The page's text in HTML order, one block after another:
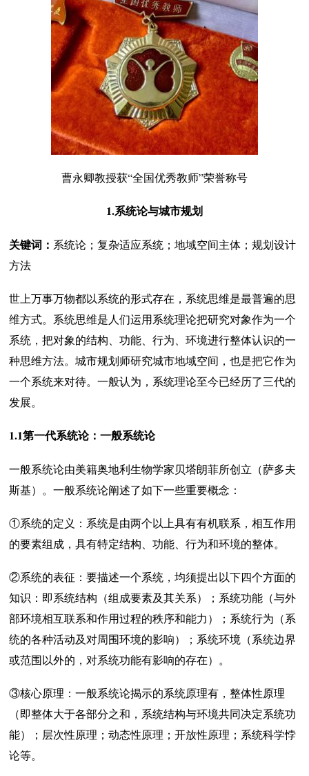
曹永卿教授获“全国优秀教师”荣誉称号
1.系统论与城市规划
关键词 ： 系统论；复杂适应系统；地域空间主体；规划设计
方法
世上万事万物都以系统的形式存在，系统思维是最普遍的思
维方式。系统思维是人们运用系统理论把研究对象作为一个
系统，把对象的结构、功能、行为、环境进行整体认识的一
种思维方法。城市规划师研究城市地域空间，也是把它作为
一个系统来对待。一般认为，系统理论至今已经历了三代的
发展。
1.1第一代系统论：一般系统论
一般系统论由美籍奥地利生物学家贝塔朗菲所创立（萨多夫
斯基）。一般系统论阐述了如下一些重要概念：
①系统的定义 ：系统是由两个以上具有有机联系，相互作用
的要素组成，具有特定结构、功能、行为和环境的整体。
②系统的表征：要描述一个系统，均须提出以下四个方面的
知识：即系统结构（组成要素及其关系）；系统功能（与外
部环境相互联系和作用过程的秩序和能力）；系统行为（系
统的各种活动及对周围环境的影响）；系统环境（系统边界
或范围以外的，对系统功能有影响的存在）。
③核心原理：一般系统论揭示的系统原理有，整体性原理
（即整体大于各部分之和，系统结构与环境共同决定系统功
能）；层次性原理；动态性原理；开放性原理；系统科学悖
论等。